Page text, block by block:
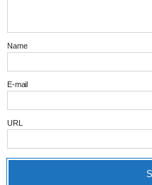
Name
E-mail
URL